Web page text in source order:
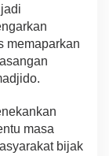
memaparkan
masa
bijak